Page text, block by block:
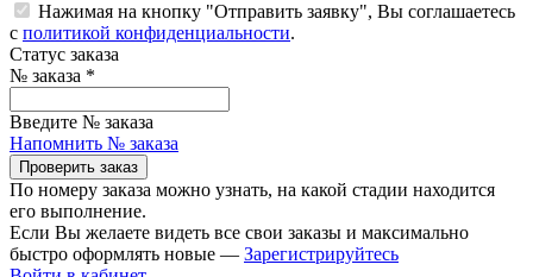
Нажимая на кнопку "Отправить заявку", Вы соглашаетесь
с политикой конфиденциальности.
Статус заказа
№ заказа *
Введите № заказа
Напомнить № заказа
Проверить заказ
По номеру заказа можно узнать, на какой стадии находится
его выполнение.
Если Вы желаете видеть все свои заказы и максимально
быстро оформлять новые — Зарегистрируйтесь